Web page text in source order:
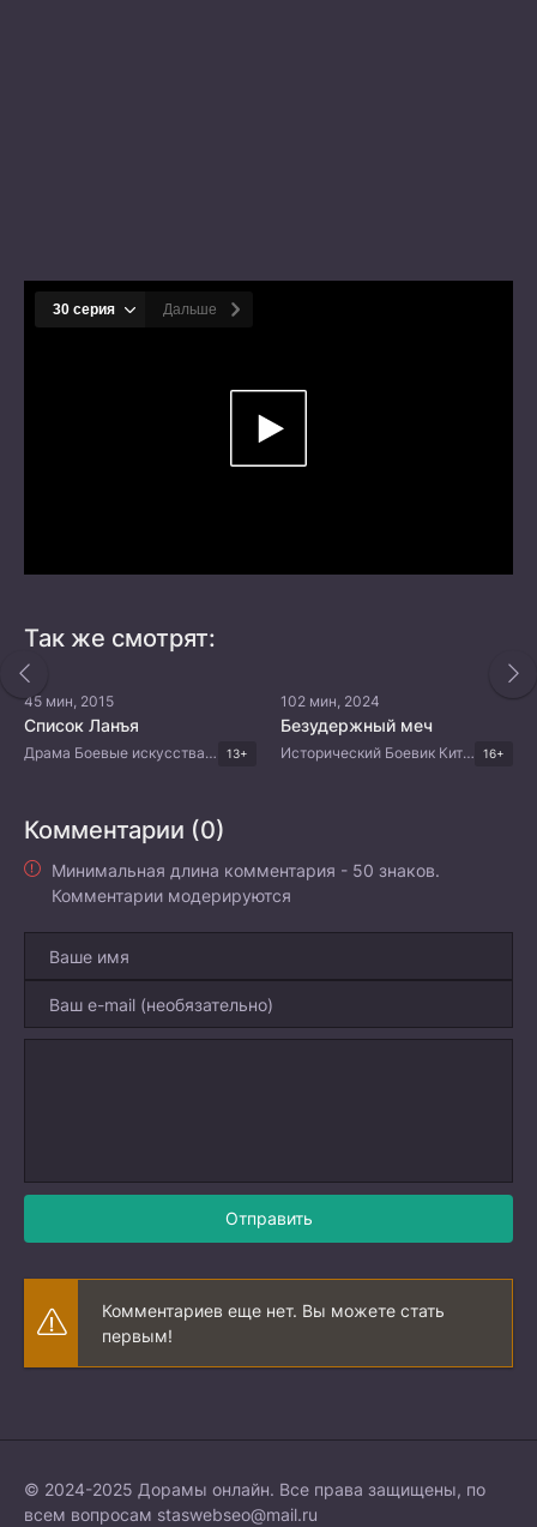
Так же смотрят:
45 мин, 2015
Список Ланъя
Драма Боевые искусства Китайские дорамы 13+
102 мин, 2024
Безудержный меч
Исторический Боевик Китайские дорамы 16+
Комментарии (0)
Минимальная длина комментария - 50 знаков.
Комментарии модерируются
Отправить
Комментариев еще нет. Вы можете стать
первым!
© 2024-2025 Дорамы онлайн. Все права защищены, по
всем вопросам staswebseo@mail.ru